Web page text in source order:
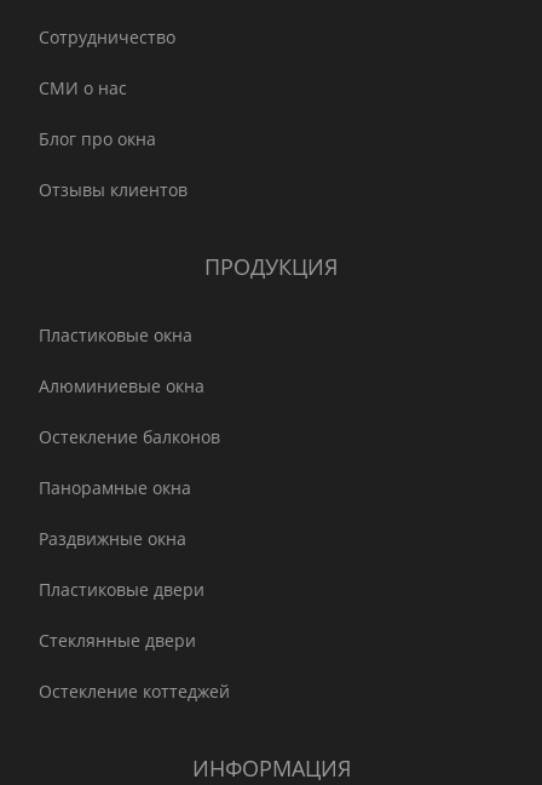
Сотрудничество
СМИ о нас
Блог про окна
Отзывы клиентов
ПРОДУКЦИЯ
Пластиковые окна
Алюминиевые окна
Остекление балконов
Панорамные окна
Раздвижные окна
Пластиковые двери
Стеклянные двери
Остекление коттеджей
ИНФОРМАЦИЯ